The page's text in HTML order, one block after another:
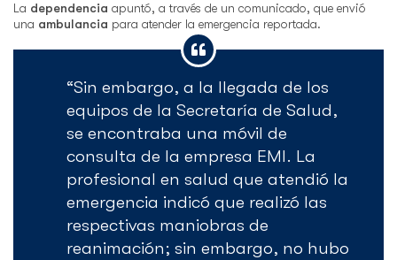
La dependencia apuntó, a través de un comunicado, que envió
una ambulancia para atender la emergencia reportada.
“Sin embargo, a la llegada de los
equipos de la Secretaría de Salud,
se encontraba una móvil de
consulta de la empresa EMI. La
profesional en salud que atendió la
emergencia indicó que realizó las
respectivas maniobras de
reanimación; sin embargo, no hubo